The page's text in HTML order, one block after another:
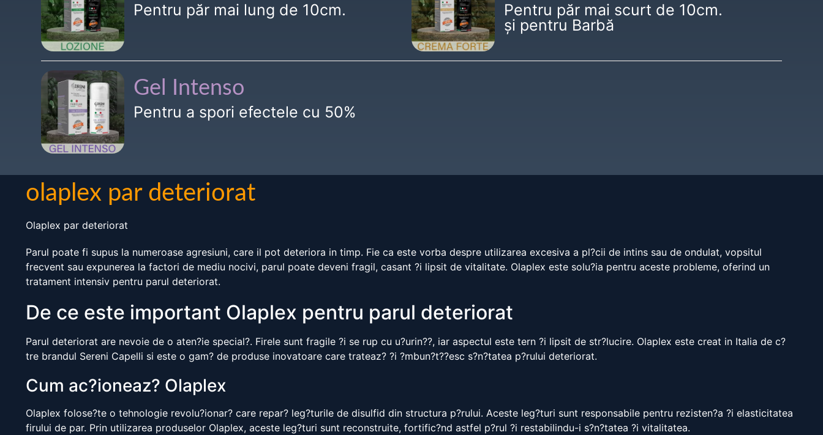
Pentru păr mai lung de 10cm.
Pentru păr mai scurt de 10cm.
și pentru Barbă
Gel Intenso
Pentru a spori efectele cu 50%
olaplex par deteriorat
Olaplex par deteriorat
Parul poate fi supus la numeroase agresiuni, care il pot deteriora in timp. Fie ca este vorba despre utilizarea excesiva a pl?cii de intins sau de ondulat, vopsitul
frecvent sau expunerea la factori de mediu nocivi, parul poate deveni fragil, casant ?i lipsit de vitalitate. Olaplex este solu?ia pentru aceste probleme, oferind un
tratament intensiv pentru parul deteriorat.
De ce este important Olaplex pentru parul deteriorat
Parul deteriorat are nevoie de o aten?ie special?. Firele sunt fragile ?i se rup cu u?urin??, iar aspectul este tern ?i lipsit de str?lucire. Olaplex este creat in Italia de c?
tre brandul Sereni Capelli si este o gam? de produse inovatoare care trateaz? ?i ?mbun?t??esc s?n?tatea p?rului deteriorat.
Cum ac?ioneaz? Olaplex
Olaplex folose?te o tehnologie revolu?ionar? care repar? leg?turile de disulfid din structura p?rului. Aceste leg?turi sunt responsabile pentru rezisten?a ?i elasticitatea
firului de par. Prin utilizarea produselor Olaplex, aceste leg?turi sunt reconstruite, fortific?nd astfel p?rul ?i restabilindu-i s?n?tatea ?i vitalitatea.